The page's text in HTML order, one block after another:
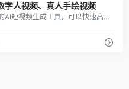
字人视频、真人手绘视频
万彩微影是一款非常实用的AI短视频生成工具，可以快速高效地制作出具有专业水平的短视频，包括3D数字人视频等。